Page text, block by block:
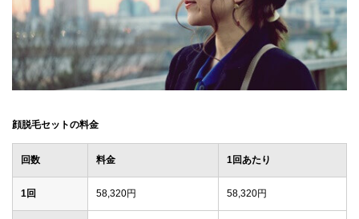
顔脱毛セットの料金
回数 料金 1回あたり
1回 58,320円 58,320円